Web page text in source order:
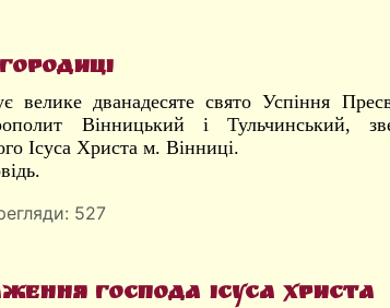
дванадесяте свято Успіння
Вінницький і Тульчинський,
Ісуса Христа м. Вінниці.
527
Господа Ісуса Христа